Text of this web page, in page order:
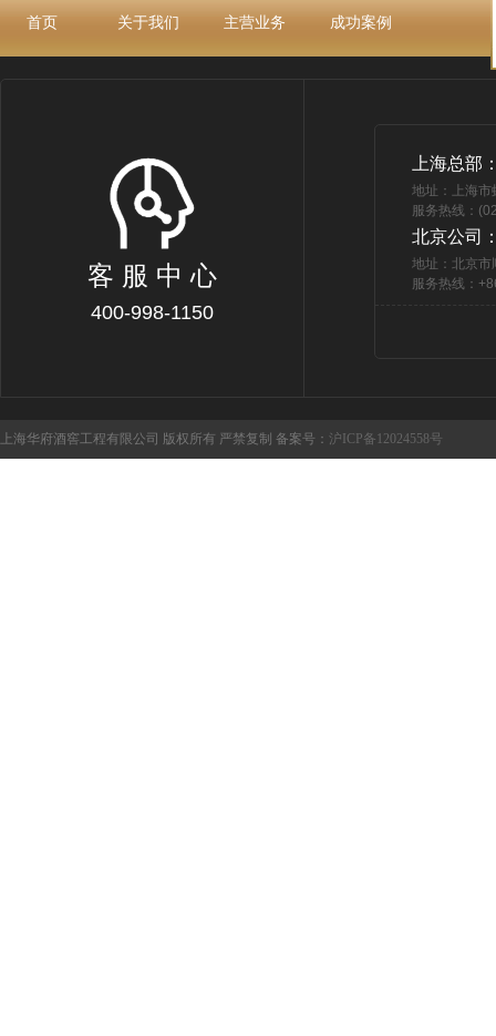
首页 关于我们 主营业务 成功案例
客 服 中 心
400-998-1150
上海总部
地址：上海
服务热线：
北京公司
地址：北京市
服务热线：
上海华府酒窖工程有限公司 版权所有 严禁复制 备案号： 沪ICP备12024558号